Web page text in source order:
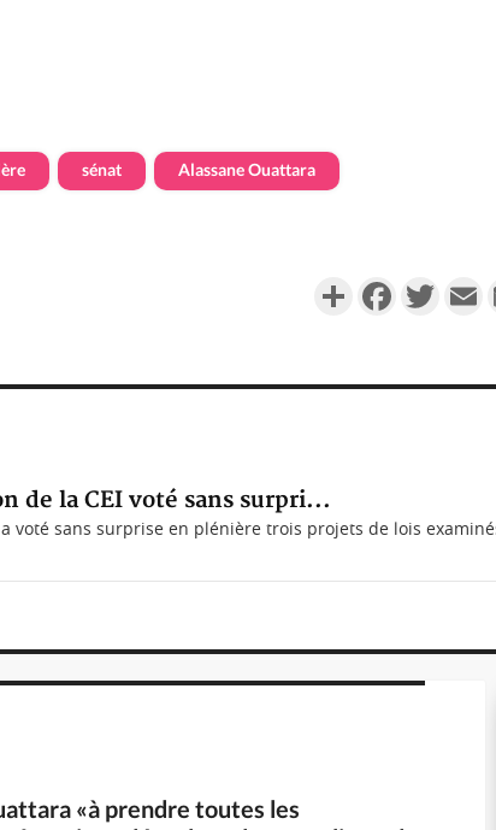
sénat Alassane Ouattara
PartagerFacebook
de la CEI voté sans surpri...
voté sans surprise en plénière trois projets de lois
«à prendre toutes les